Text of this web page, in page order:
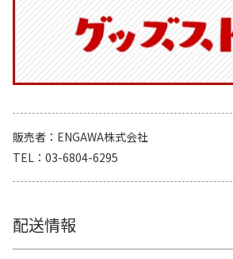
販売者
ENGAWA株式会社
TEL
03-6804-6295
配送情報